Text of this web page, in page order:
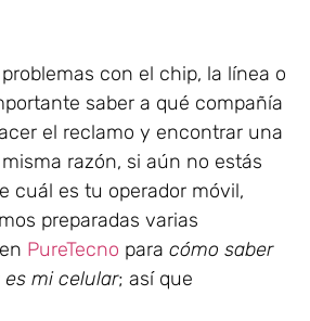
con el chip, la línea o
saber a qué compañía
el reclamo y encontrar una
razón, si aún no estás
cuál es tu operador móvil,
preparadas varias
PureTecno para cómo saber
mi celular; así que